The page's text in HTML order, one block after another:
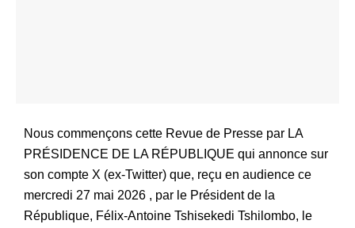
Nous commençons cette Revue de Presse par LA
PRÉSIDENCE DE LA RÉPUBLIQUE qui annonce sur
son compte X (ex-Twitter) que, reçu en audience ce
mercredi 27 mai 2026 , par le Président de la
République, Félix-Antoine Tshisekedi Tshilombo, le